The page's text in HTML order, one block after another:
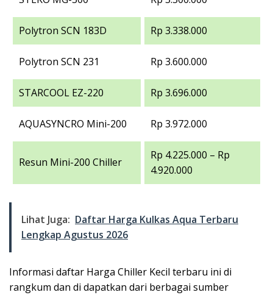
Polytron SCN 183D Rp 3.338.000
Polytron SCN 231 Rp 3.600.000
STARCOOL EZ-220 Rp 3.696.000
AQUASYNCRO Mini-200 Rp 3.972.000
Resun Mini-200 Chiller
Rp 4.225.000 – Rp
4.920.000
Lihat Juga: Daftar Harga Kulkas Aqua Terbaru
Lengkap Agustus 2026
Informasi daftar Harga Chiller Kecil terbaru ini di
rangkum dan di dapatkan dari berbagai sumber